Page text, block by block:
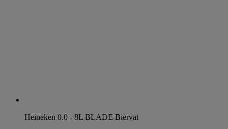
Heineken 0.0 - 8L BLADE Biervat